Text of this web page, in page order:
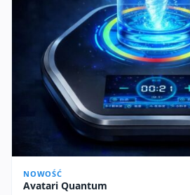
NOWOŚĆ
Avatari Quantum